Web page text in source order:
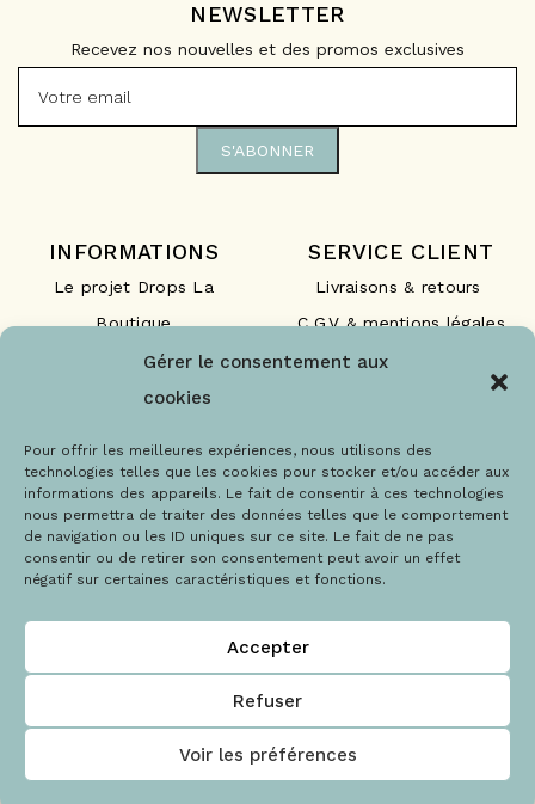
Gérer le consentement aux
cookies
Pour offrir les meilleures expériences, nous utilisons des
technologies telles que les cookies pour stocker et/ou accéder aux
informations des appareils. Le fait de consentir à ces technologies
nous permettra de traiter des données telles que le comportement
de navigation ou les ID uniques sur ce site. Le fait de ne pas
consentir ou de retirer son consentement peut avoir un effet
négatif sur certaines caractéristiques et fonctions.
Accepter
Refuser
Voir les préférences
@Copyright 2021 – Drops la boutique
INFORMATIONS
Le projet Drops La
Boutique
Nos engagements
Les labels
SERVICE CLIENT
Livraisons & retours
C.G.V & mentions légales
F.A.Q
NEWSLETTER
Recevez nos nouvelles et des promos exclusives